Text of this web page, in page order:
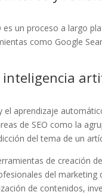
es un proceso a largo
como Google
inteligencia
el aprendizaje
de SEO como la
del tema de un
de creación
del marketing
de contenidos,